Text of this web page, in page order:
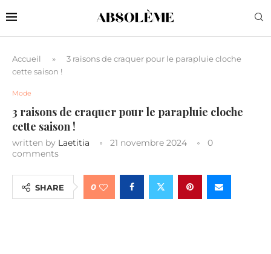
Accueil »
3 raisons de craquer pour le parapluie cloche
cette saison !
Mode
3 raisons de craquer pour le parapluie cloche
cette saison !
written by Laetitia 21 novembre 2024
0
comments
SHARE 0